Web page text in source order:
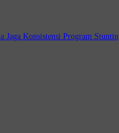
Jaga Konsistensi Program